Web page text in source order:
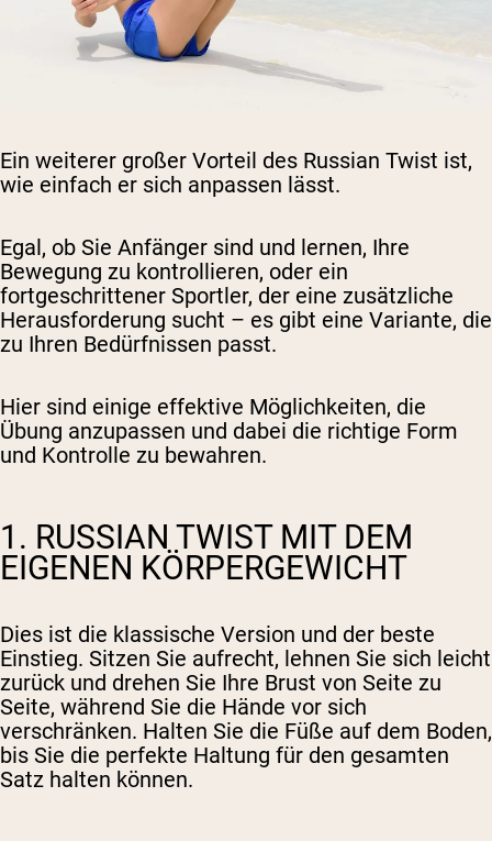
Ein weiterer großer Vorteil des Russian Twist ist,
wie einfach er sich anpassen lässt.
Egal, ob Sie Anfänger sind und lernen, Ihre
Bewegung zu kontrollieren, oder ein
fortgeschrittener Sportler, der eine zusätzliche
Herausforderung sucht – es gibt eine Variante, die
zu Ihren Bedürfnissen passt.
Hier sind einige effektive Möglichkeiten, die
Übung anzupassen und dabei die richtige Form
und Kontrolle zu bewahren.
1. RUSSIAN TWIST MIT DEM
EIGENEN KÖRPERGEWICHT
Dies ist die klassische Version und der beste
Einstieg. Sitzen Sie aufrecht, lehnen Sie sich leicht
zurück und drehen Sie Ihre Brust von Seite zu
Seite, während Sie die Hände vor sich
verschränken. Halten Sie die Füße auf dem Boden,
bis Sie die perfekte Haltung für den gesamten
Satz halten können.